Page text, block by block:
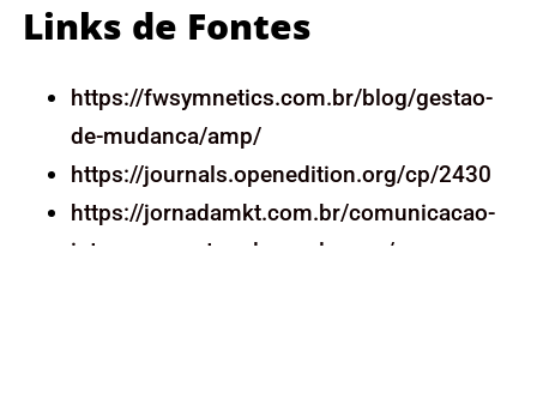
Links de Fontes
https://fwsymnetics.com.br/blog/gestao-
de-mudanca/amp/
https://journals.openedition.org/cp/2430
https://jornadamkt.com.br/comunicacao-
interna-e-gestao-de-mudancas/